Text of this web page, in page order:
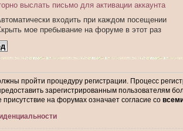
выслать письмо для активации аккаунта
входить при каждом посещении
мое пребывание на форуме в этот раз
пройти процедуру регистрации. Процесс
зарегистрированным пользователям
на форумах означает согласие со